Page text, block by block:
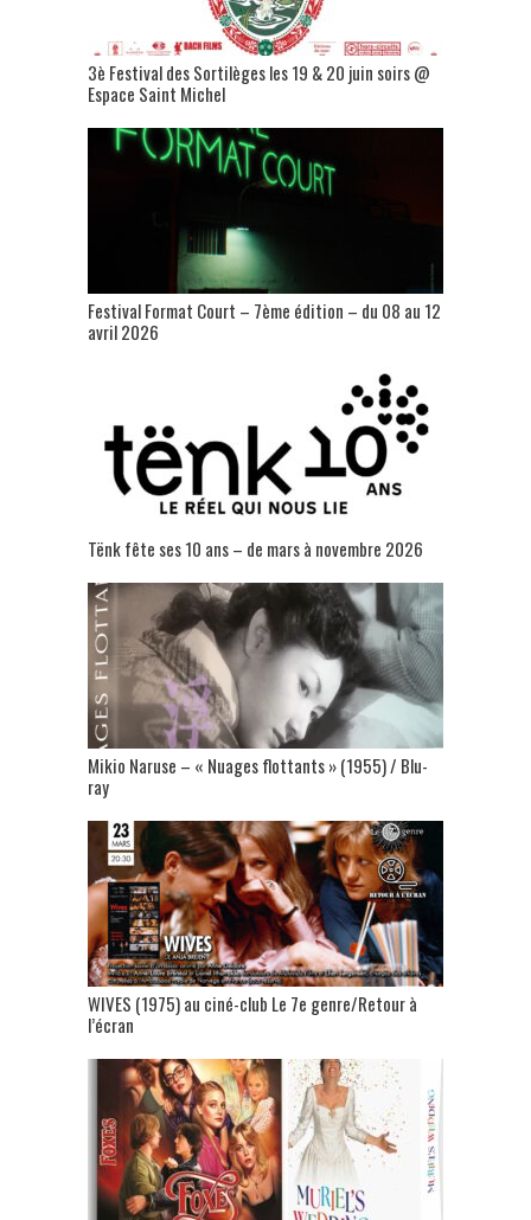
3è Festival des Sortilèges les 19 & 20 juin soirs @
Espace Saint Michel
Festival Format Court – 7ème édition – du 08 au 12
avril 2026
Tënk fête ses 10 ans – de mars à novembre 2026
Mikio Naruse – « Nuages flottants » (1955) / Blu-
ray
WIVES (1975) au ciné-club Le 7e genre/Retour à
l’écran